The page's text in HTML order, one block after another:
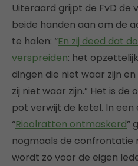
Uiteraard grijpt de FvD de
beide handen aan om de
te halen: “En zij deed dat
verspreiden: het
dingen die niet waar zijn
zij niet waar zijn.” Het is
pot verwijt de ketel. In een
“Rioolratten ontmaskerd”
nogmaals de confrontatie
wordt zo voor de eigen